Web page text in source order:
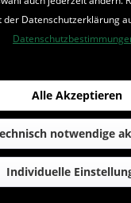
- Buchversand,
- Internetagentur
der Datenschutzerklärung
Individuelle
notwendige
Alle Akzeptieren